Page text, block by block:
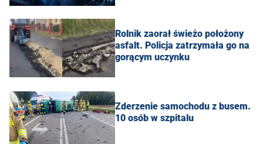
Rolnik zaorał świeżo położony
asfalt. Policja zatrzymała go na
gorącym uczynku
Zderzenie samochodu z busem.
10 osób w szpitalu